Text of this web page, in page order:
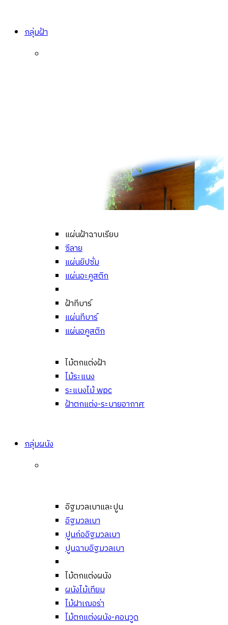
กลุ่มฝ้า
แผ่นฝ้าฉาบเรียบ
ซีลาย
แผ่นยิปซั่ม
แผ่นอะคูสติก
ฝ้าทีบาร์
แผ่นทีบาร์
แผ่นอคูสติก
ไม้ตกแต่งฝ้า
ไม้ระแนง
ระแนงไม้ wpc
ฝ้าตกแต่ง-ระบายอากาศ
กลุ่มผนัง
อิฐมวลเบาและปูน
อิฐมวลเบา
ปูนก่ออิฐมวลเบา
ปูนฉาบอิฐมวลเบา
ไม้ตกแต่งผนัง
ผนังไม้เทียม
ไม้ฝาเฌอร่า
ไม้ตกแต่งผนัง-คอนวูด